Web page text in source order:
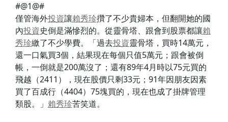
#@1@#
僅管海外投資讓賴秀珍攢了不少貴婦本，但翻開她的國
內投資史倒是滿慘烈的。從靈骨塔、跟會到股票都讓賴
秀珍繳了不少學費。「過去投資靈骨塔，買時14萬元，
還一口氣買3個，結果現在每個只值5萬元；跟會被倒
帳，一倒就是200萬沒了；還有89年4月時以75元買的
飛越（2411），現在股價只剩33元；91年因朋友因素
買了百成行（4404）75塊買的，現在也成了掛牌管理
類股。」 賴秀珍苦笑道。